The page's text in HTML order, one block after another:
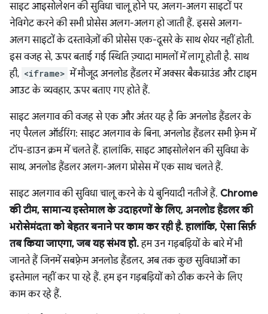
साइट आइसोलेशन की सुविधा चालू होने पर, अलग-अलग साइटों पर
नेविगेट करने की सभी प्रोसेस अलग-अलग हो जाती हैं. इससे अलग-
अलग साइटों के दस्तावेज़ों की प्रोसेस एक-दूसरे के साथ शेयर नहीं होती.
इस वजह से, ऊपर बताई गई स्थिति ज़्यादा मामलों में लागू होती है. साथ
ही, <iframe> में मौजूद अनलोड हैंडलर में अक्सर बैकग्राउंड और टाइम
आउट के व्यवहार, ऊपर बताए गए होते हैं.
साइट अलगाव की वजह से एक और अंतर यह है कि अनलोड हैंडलर के
नए पैरलल ऑर्डरिंग: साइट अलगाव के बिना, अनलोड हैंडलर सभी फ़्रेम में
टॉप-डाउन क्रम में चलते हैं. हालांकि, साइट आइसोलेशन की सुविधा के
साथ, अनलोड हैंडलर अलग-अलग प्रोसेस में एक साथ चलते हैं.
साइट अलगाव की सुविधा चालू करने के ये बुनियादी नतीजे हैं. Chrome
की टीम, सामान्य इस्तेमाल के उदाहरणों के लिए, अनलोड हैंडलर की
भरोसेमंदता को बेहतर बनाने पर काम कर रही है. हालांकि, ऐसा सिर्फ़
तब किया जाएगा, जब यह संभव हो.हम उन गड़बड़ियों के बारे में भी
जानते हैं जिनमें सबफ़्रेम अनलोड हैंडलर, अब तक कुछ सुविधाओं का
इस्तेमाल नहीं कर पा रहे हैं. हम इन गड़बड़ियों को ठीक करने के लिए
काम कर रहे हैं.